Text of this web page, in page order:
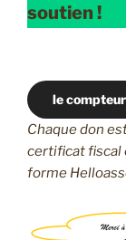
soutien !
le
Chaque don
certificat fiscal
forme